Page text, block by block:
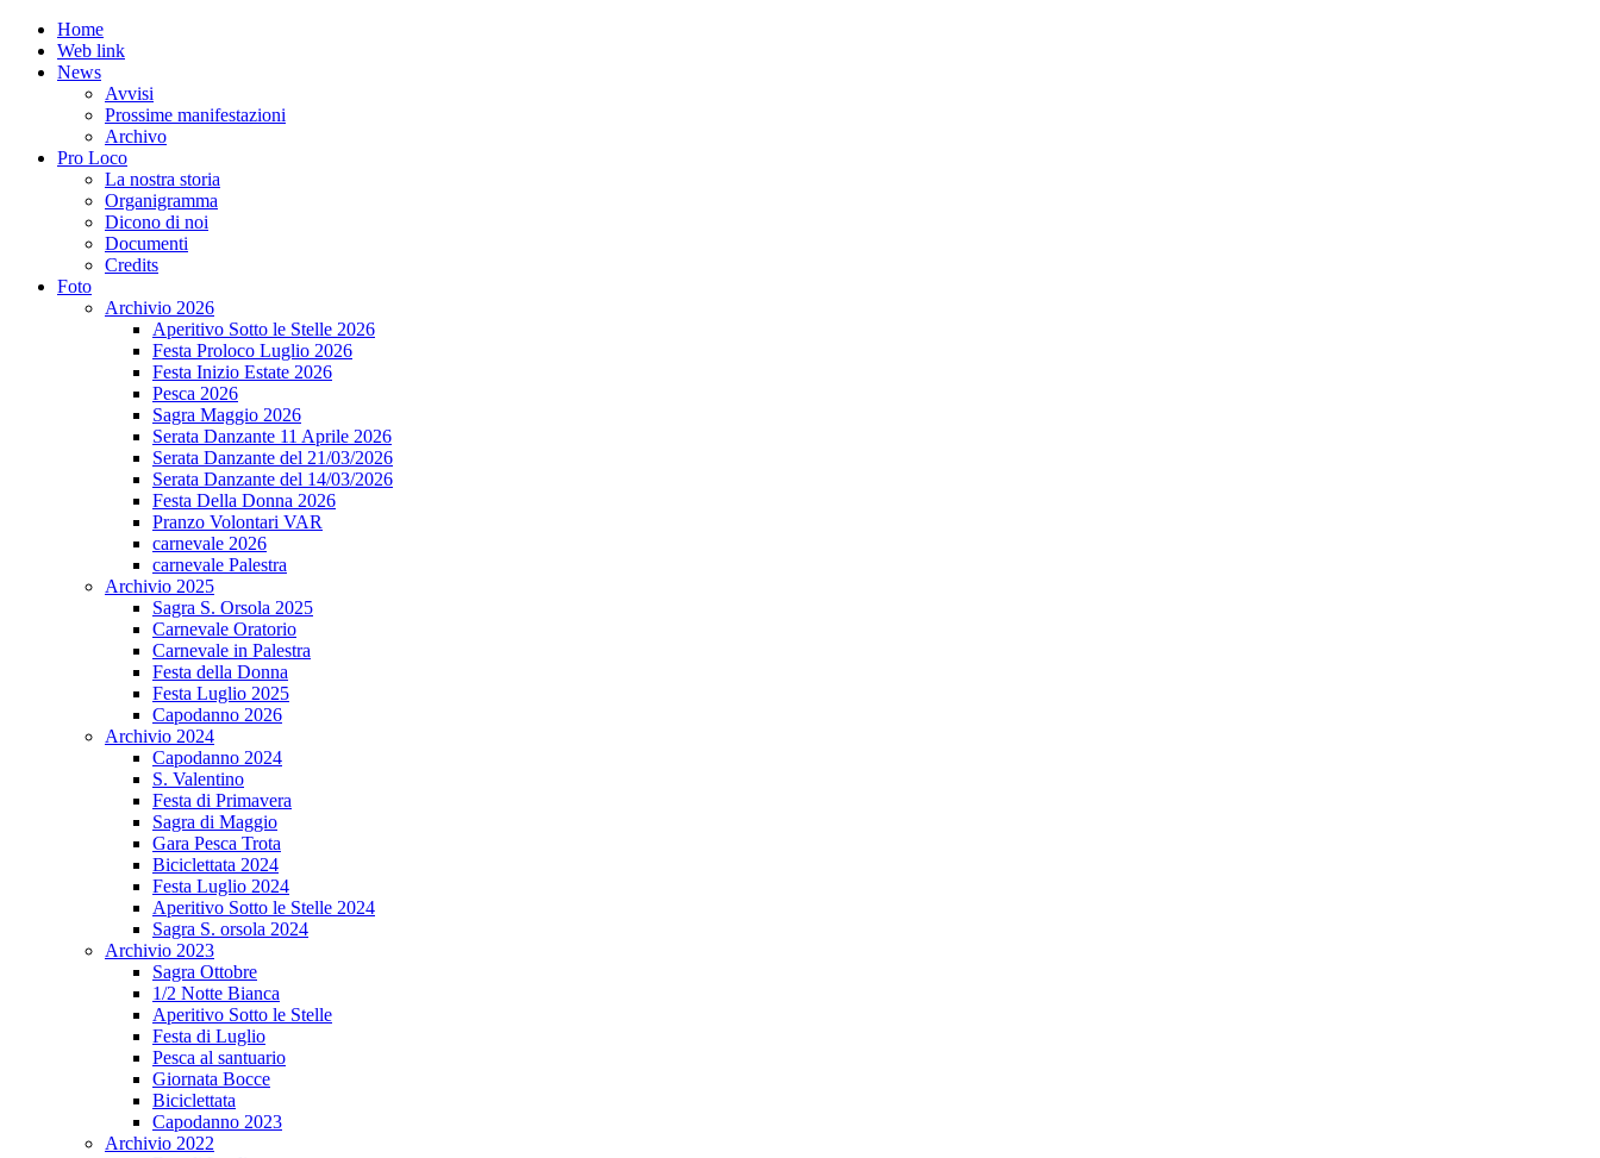
Home
Web link
News
Avvisi
Prossime manifestazioni
Archivo
Pro Loco
La nostra storia
Organigramma
Dicono di noi
Documenti
Credits
Foto
Archivio 2026
Aperitivo Sotto le Stelle 2026
Festa Proloco Luglio 2026
Festa Inizio Estate 2026
Pesca 2026
Sagra Maggio 2026
Serata Danzante 11 Aprile 2026
Serata Danzante del 21/03/2026
Serata Danzante del 14/03/2026
Festa Della Donna 2026
Pranzo Volontari VAR
carnevale 2026
carnevale Palestra
Archivio 2025
Sagra S. Orsola 2025
Carnevale Oratorio
Carnevale in Palestra
Festa della Donna
Festa Luglio 2025
Capodanno 2026
Archivio 2024
Capodanno 2024
S. Valentino
Festa di Primavera
Sagra di Maggio
Gara Pesca Trota
Biciclettata 2024
Festa Luglio 2024
Aperitivo Sotto le Stelle 2024
Sagra S. orsola 2024
Archivio 2023
Sagra Ottobre
1/2 Notte Bianca
Aperitivo Sotto le Stelle
Festa di Luglio
Pesca al santuario
Giornata Bocce
Biciclettata
Capodanno 2023
Archivio 2022